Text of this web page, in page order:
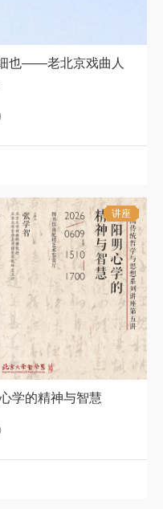
也——老北京戏曲人
讲座
学的精神与智慧